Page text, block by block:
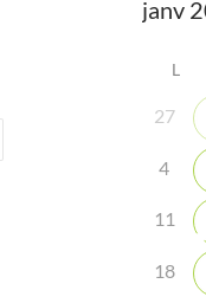
L
27
4
11
18